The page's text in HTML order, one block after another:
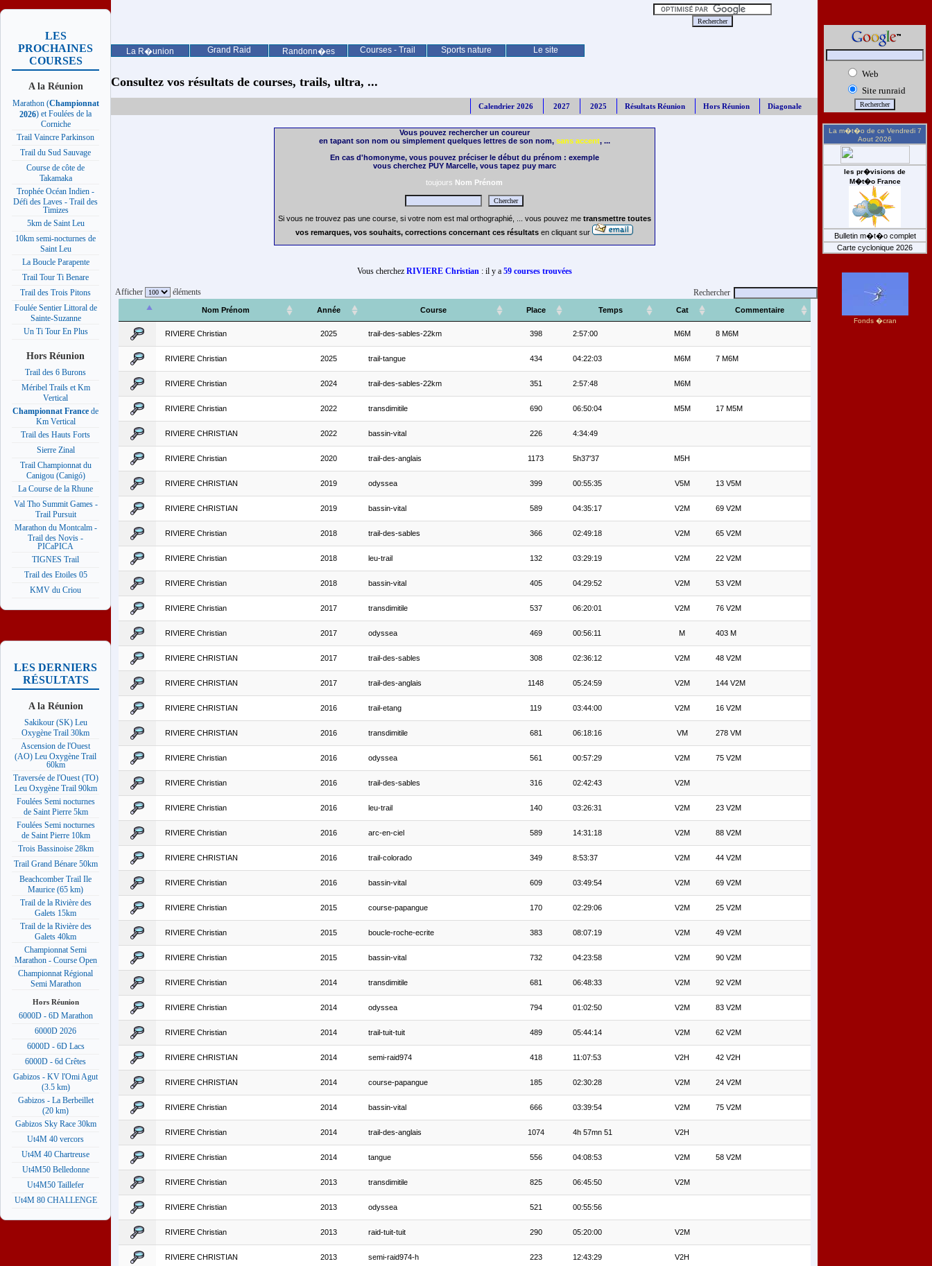
La R�union Grand Raid Randonn�es Courses - Trail Sports nature Le site
LES
PROCHAINES
COURSES
A la Réunion
Marathon (Championnat
2026) et Foulées de la
Corniche
Trail Vaincre Parkinson
Trail du Sud Sauvage
Course de côte de
Takamaka
Trophée Océan Indien -
Défi des Laves - Trail des
Timizes
5km de Saint Leu
10km semi-nocturnes de
Saint Leu
La Boucle Parapente
Trail Tour Ti Benare
Trail des Trois Pitons
Foulée Sentier Littoral de
Sainte-Suzanne
Un Ti Tour En Plus
Hors Réunion
Trail des 6 Burons
Méribel Trails et Km
Vertical
Championnat France de
Km Vertical
Trail des Hauts Forts
Sierre Zinal
Trail Championnat du
Canigou (Canigó)
La Course de la Rhune
Val Tho Summit Games -
Trail Pursuit
Marathon du Montcalm -
Trail des Novis -
PICaPICA
TIGNES Trail
Trail des Etoiles 05
KMV du Criou
LES DERNIERS
RÉSULTATS
A la Réunion
Sakikour (SK) Leu
Oxygène Trail 30km
Ascension de l'Ouest
(AO) Leu Oxygène Trail
60km
Traversée de l'Ouest (TO)
Leu Oxygène Trail 90km
Foulées Semi nocturnes
de Saint Pierre 5km
Foulées Semi nocturnes
de Saint Pierre 10km
Trois Bassinoise 28km
Trail Grand Bénare 50km
Beachcomber Trail Ile
Maurice (65 km)
Trail de la Rivière des
Galets 15km
Trail de la Rivière des
Galets 40km
Championnat Semi
Marathon - Course Open
Championnat Régional
Semi Marathon
Hors Réunion
6000D - 6D Marathon
6000D 2026
6000D - 6D Lacs
6000D - 6d Crêtes
Gabizos - KV l'Omi Agut
(3.5 km)
Gabizos - La Berbeillet
(20 km)
Gabizos Sky Race 30km
Ut4M 40 vercors
Ut4M 40 Chartreuse
Ut4M50 Belledonne
Ut4M50 Taillefer
Ut4M 80 CHALLENGE
Consultez vos résultats de courses, trails, ultra, ...
Calendrier 2026 2027 2025 Résultats Réunion Hors Réunion Diagonale
Vous pouvez rechercher un coureur
en tapant son nom ou simplement quelques lettres de son nom, sans accent, ...
En cas d'homonyme, vous pouvez préciser le début du prénom : exemple
vous cherchez PUY Marcelle, vous tapez puy marc
toujours Nom Prénom
Si vous ne trouvez pas une course, si votre nom est mal orthographié, ... vous pouvez me transmettre toutes
vos remarques, vos souhaits, corrections concernant ces résultats en cliquant sur
Vous cherchez RIVIERE Christian: il y a 59 courses trouvées
Afficher éléments Rechercher
Nom Prénom Année Course Place Temps Cat Commentaire
RIVIERE Christian 2025 trail-des-sables-22km 398 2:57:00 M6M 8 M6M
RIVIERE Christian 2025 trail-tangue 434 04:22:03 M6M 7 M6M
RIVIERE Christian 2024 trail-des-sables-22km 351 2:57:48 M6M
RIVIERE Christian 2022 transdimitile 690 06:50:04 M5M 17 M5M
RIVIERE CHRISTIAN 2022 bassin-vital 226 4:34:49
RIVIERE Christian 2020 trail-des-anglais 1173 5h37'37 M5H
RIVIERE CHRISTIAN 2019 odyssea 399 00:55:35 V5M 13 V5M
RIVIERE CHRISTIAN 2019 bassin-vital 589 04:35:17 V2M 69 V2M
RIVIERE Christian 2018 trail-des-sables 366 02:49:18 V2M 65 V2M
RIVIERE Christian 2018 leu-trail 132 03:29:19 V2M 22 V2M
RIVIERE Christian 2018 bassin-vital 405 04:29:52 V2M 53 V2M
RIVIERE Christian 2017 transdimitile 537 06:20:01 V2M 76 V2M
RIVIERE Christian 2017 odyssea 469 00:56:11 M 403 M
RIVIERE CHRISTIAN 2017 trail-des-sables 308 02:36:12 V2M 48 V2M
RIVIERE CHRISTIAN 2017 trail-des-anglais 1148 05:24:59 V2M 144 V2M
RIVIERE CHRISTIAN 2016 trail-etang 119 03:44:00 V2M 16 V2M
RIVIERE CHRISTIAN 2016 transdimitile 681 06:18:16 VM 278 VM
RIVIERE Christian 2016 odyssea 561 00:57:29 V2M 75 V2M
RIVIERE Christian 2016 trail-des-sables 316 02:42:43 V2M
RIVIERE Christian 2016 leu-trail 140 03:26:31 V2M 23 V2M
RIVIERE Christian 2016 arc-en-ciel 589 14:31:18 V2M 88 V2M
RIVIERE CHRISTIAN 2016 trail-colorado 349 8:53:37 V2M 44 V2M
RIVIERE Christian 2016 bassin-vital 609 03:49:54 V2M 69 V2M
RIVIERE Christian 2015 course-papangue 170 02:29:06 V2M 25 V2M
RIVIERE Christian 2015 boucle-roche-ecrite 383 08:07:19 V2M 49 V2M
RIVIERE Christian 2015 bassin-vital 732 04:23:58 V2M 90 V2M
RIVIERE Christian 2014 transdimitile 681 06:48:33 V2M 92 V2M
RIVIERE Christian 2014 odyssea 794 01:02:50 V2M 83 V2M
RIVIERE Christian 2014 trail-tuit-tuit 489 05:44:14 V2M 62 V2M
RIVIERE CHRISTIAN 2014 semi-raid974 418 11:07:53 V2H 42 V2H
RIVIERE CHRISTIAN 2014 course-papangue 185 02:30:28 V2M 24 V2M
RIVIERE Christian 2014 bassin-vital 666 03:39:54 V2M 75 V2M
RIVIERE Christian 2014 trail-des-anglais 1074 4h 57mn 51 V2H
RIVIERE Christian 2014 tangue 556 04:08:53 V2M 58 V2M
RIVIERE Christian 2013 transdimitile 825 06:45:50 V2M
RIVIERE Christian 2013 odyssea 521 00:55:56
RIVIERE Christian 2013 raid-tuit-tuit 290 05:20:00 V2M
RIVIERE CHRISTIAN 2013 semi-raid974-h 223 12:43:29 V2H
Web
Site runraid
La m�t�o de ce Vendredi 7
Aout 2026
les pr�visions de
M�t�o France
Bulletin m�t�o complet
Carte cyclonique 2026
Fonds �cran